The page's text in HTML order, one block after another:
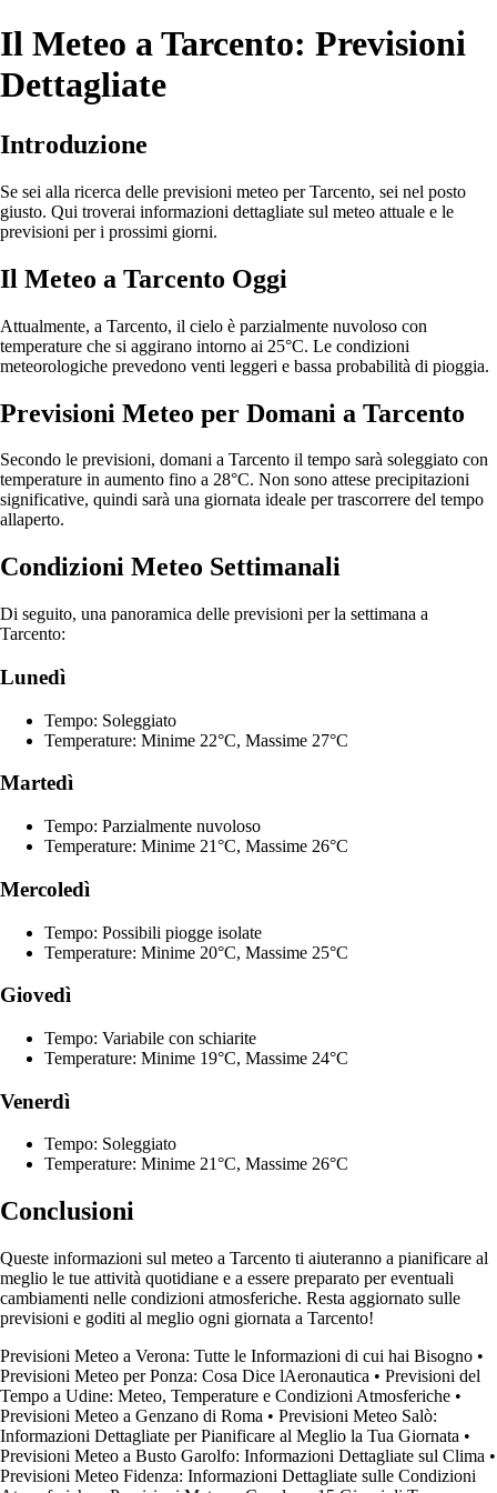
Il Meteo a Tarcento: Previsioni
Dettagliate
Introduzione
Se sei alla ricerca delle previsioni meteo per Tarcento, sei nel posto
giusto. Qui troverai informazioni dettagliate sul meteo attuale e le
previsioni per i prossimi giorni.
Il Meteo a Tarcento Oggi
Attualmente, a Tarcento, il cielo è parzialmente nuvoloso con
temperature che si aggirano intorno ai 25°C. Le condizioni
meteorologiche prevedono venti leggeri e bassa probabilità di pioggia.
Previsioni Meteo per Domani a Tarcento
Secondo le previsioni, domani a Tarcento il tempo sarà soleggiato con
temperature in aumento fino a 28°C. Non sono attese precipitazioni
significative, quindi sarà una giornata ideale per trascorrere del tempo
allaperto.
Condizioni Meteo Settimanali
Di seguito, una panoramica delle previsioni per la settimana a
Tarcento:
Lunedì
Tempo: Soleggiato
Temperature: Minime 22°C, Massime 27°C
Martedì
Tempo: Parzialmente nuvoloso
Temperature: Minime 21°C, Massime 26°C
Mercoledì
Tempo: Possibili piogge isolate
Temperature: Minime 20°C, Massime 25°C
Giovedì
Tempo: Variabile con schiarite
Temperature: Minime 19°C, Massime 24°C
Venerdì
Tempo: Soleggiato
Temperature: Minime 21°C, Massime 26°C
Conclusioni
Queste informazioni sul meteo a Tarcento ti aiuteranno a pianificare al
meglio le tue attività quotidiane e a essere preparato per eventuali
cambiamenti nelle condizioni atmosferiche. Resta aggiornato sulle
previsioni e goditi al meglio ogni giornata a Tarcento!
Previsioni Meteo a Verona: Tutte le Informazioni di cui hai Bisogno •
Previsioni Meteo per Ponza: Cosa Dice lAeronautica • Previsioni del
Tempo a Udine: Meteo, Temperature e Condizioni Atmosferiche •
Previsioni Meteo a Genzano di Roma • Previsioni Meteo Salò:
Informazioni Dettagliate per Pianificare al Meglio la Tua Giornata •
Previsioni Meteo a Busto Garolfo: Informazioni Dettagliate sul Clima •
Previsioni Meteo Fidenza: Informazioni Dettagliate sulle Condizioni